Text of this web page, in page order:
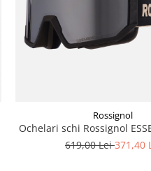
Rossignol
Ochelari schi Rossignol
619,00 Lei371,40